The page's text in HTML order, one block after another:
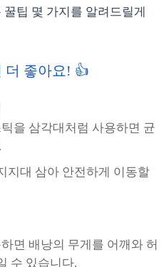
팁 몇 가지를 알려드릴게
더 좋아요! 👍
을 삼각대처럼 사용하면 균
지대 삼아 안전하게 이동할
면 배낭의 무게를 어깨와 허
수 있습니다.